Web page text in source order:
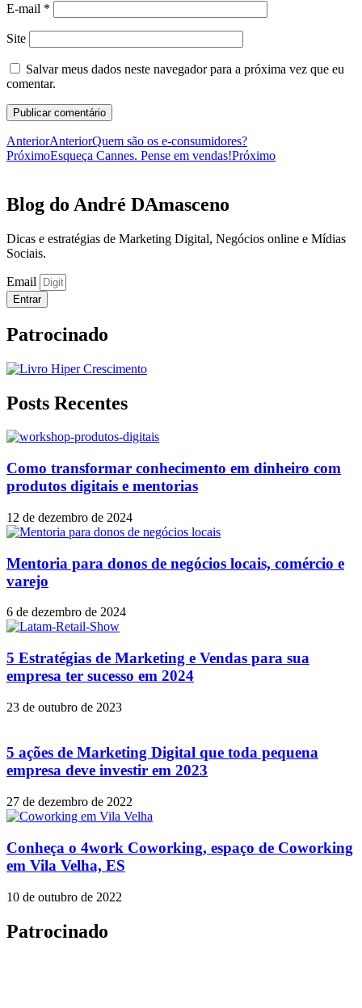
E-mail *
Site
Salvar meus dados neste navegador para a próxima vez que eu
comentar.
AnteriorAnteriorQuem são os e-consumidores?
PróximoEsqueça Cannes. Pense em vendas!Próximo
Blog do André DAmasceno​
Dicas e estratégias de Marketing Digital, Negócios online e Mídias
Sociais.
Email
Entrar
Patrocinado
Posts Recentes
Como transformar conhecimento em dinheiro com
produtos digitais e mentorias
12 de dezembro de 2024
Mentoria para donos de negócios locais, comércio e
varejo
6 de dezembro de 2024
5 Estratégias de Marketing e Vendas para sua
empresa ter sucesso em 2024
23 de outubro de 2023
5 ações de Marketing Digital que toda pequena
empresa deve investir em 2023
27 de dezembro de 2022
Conheça o 4work Coworking, espaço de Coworking
em Vila Velha, ES
10 de outubro de 2022
Patrocinado